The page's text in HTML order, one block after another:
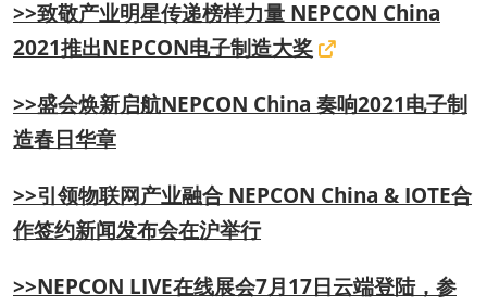
>>致敬产业明星传递榜样力量 NEPCON China
2021推出NEPCON电子制造大奖
>>盛会焕新启航NEPCON China 奏响2021电子制
造春日华章
>>引领物联网产业融合 NEPCON China & IOTE合
作签约新闻发布会在沪举行
>>NEPCON LIVE在线展会7月17日云端登陆，参